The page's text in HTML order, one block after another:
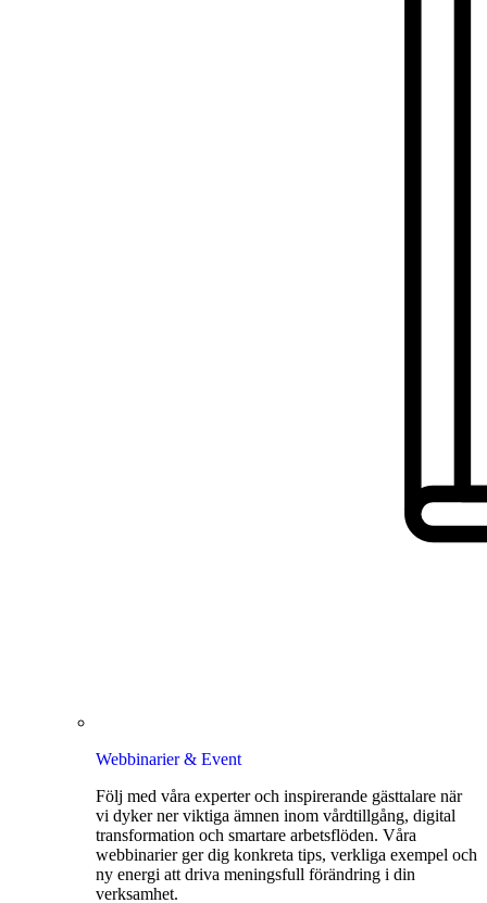
Webbinarier & Event
Följ med våra experter och inspirerande gästtalare när
vi dyker ner viktiga ämnen inom vårdtillgång, digital
transformation och smartare arbetsflöden. Våra
webbinarier ger dig konkreta tips, verkliga exempel och
ny energi att driva meningsfull förändring i din
verksamhet.